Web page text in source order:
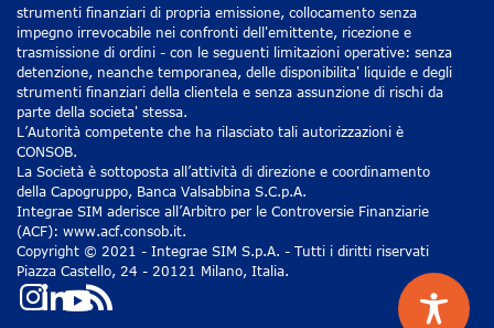
strumenti finanziari di propria emissione, collocamento senza
impegno irrevocabile nei confronti dell'emittente, ricezione e
trasmissione di ordini - con le seguenti limitazioni operative: senza
detenzione, neanche temporanea, delle disponibilita' liquide e degli
strumenti finanziari della clientela e senza assunzione di rischi da
parte della societa' stessa.
L’Autorità competente che ha rilasciato tali autorizzazioni è
CONSOB.
La Società è sottoposta all’attività di direzione e coordinamento
della Capogruppo, Banca Valsabbina S.C.p.A.
Integrae SIM aderisce all’Arbitro per le Controversie Finanziarie
(ACF): www.acf.consob.it.
Copyright © 2021 - Integrae SIM S.p.A. - Tutti i diritti riservati
Piazza Castello, 24 - 20121 Milano, Italia.